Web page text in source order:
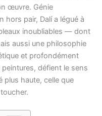
œuvre. Génie
hors pair, Dalí a légué à
inoubliables — dont
aussi une philosophie
et profondément
défient le sens
plus haute, celle que